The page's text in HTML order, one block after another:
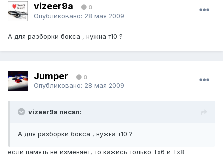
vizeer9a 0
Опубликовано: 28 мая 2009
А для разборки бокса , нужна т10 ?
Jumper 0
Опубликовано: 28 мая 2009
vizeer9a писал:
А для разборки бокса , нужна т10 ?
если память не изменяет, то кажись только Тх6 и Тх8